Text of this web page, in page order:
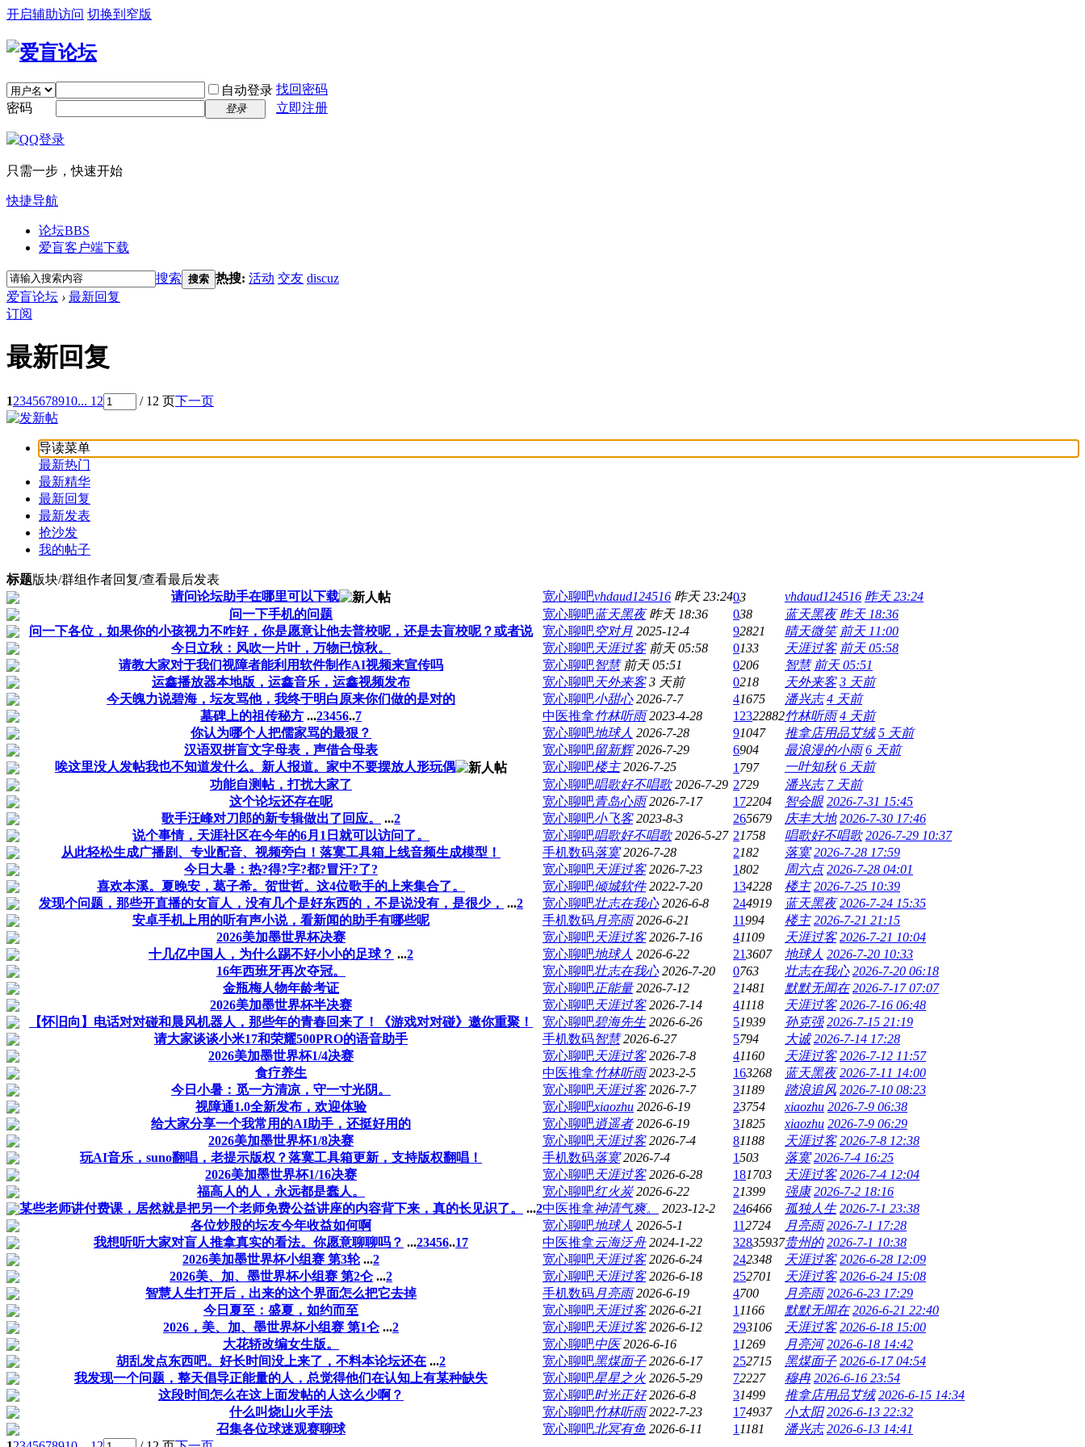
开启辅助访问 切换到窄版
自动登录 找回密码
密码
登录 立即注册
只需一步，快速开始
快捷导航
论坛BBS
爱盲客户端下载
搜索 搜索 热搜: 活动 交友 discuz
爱盲论坛 › 最新回复
订阅
最新回复
12345678910... 12 / 12 页下一页
导读菜单
最新热门
最新精华
最新回复
最新发表
抢沙发
我的帖子
标题版块/群组作者回复/查看最后发表
请问论坛助手在哪里可以下载
宽心聊吧vhdaud124516 昨天 23:2403 vhdaud124516 昨天 23:24
问一下手机的问题
宽心聊吧蓝天黑夜 昨天 18:36 038 蓝天黑夜 昨天 18:36
问一下各位，如果你的小孩视力不咋好，你是愿意让他去普校呢，还是去盲校呢？或者说
宽心聊吧空对月 2025-12-4 92821 晴天微笑 前天 11:00
今日立秋：风吹一片叶，万物已惊秋。
宽心聊吧天涯过客 前天 05:58 0133 天涯过客 前天 05:58
请教大家对于我们视障者能利用软件制作AI视频来宣传吗
宽心聊吧智慧 前天 05:51 0206 智慧 前天 05:51
运鑫播放器本地版，运鑫音乐，运鑫视频发布
宽心聊吧天外来客 3 天前 0218 天外来客 3 天前
今天魄力说碧海，坛友骂他，我终于明白原来你们做的是对的
宽心聊吧小甜心 2026-7-7 41675 潘兴志 4 天前
墓碑上的祖传秘方 ...23456..7 中医推拿竹林听雨 2023-4-28 12322882竹林听雨 4 天前
你认为哪个人把儒家骂的最狠？
宽心聊吧地球人 2026-7-28 91047 推拿店用品艾绒 5 天前
汉语双拼盲文字母表，声借合母表
宽心聊吧留新辉 2026-7-29 6904 最浪漫的小雨 6 天前
唉这里没人发帖我也不知道发什么。新人报道。家中不要摆放人形玩偶
宽心聊吧楼主 2026-7-25 1 797 一叶知秋 6 天前
功能自测帖，打扰大家了
宽心聊吧唱歌好不唱歌 2026-7-29 2729 潘兴志 7 天前
这个论坛还存在呢
宽心聊吧青岛心雨 2026-7-17 172204 智会眼 2026-7-31 15:45
歌手汪峰对刀郎的新专辑做出了回应。
...2 宽心聊吧小飞客 2023-8-3 265679 庆丰大地 2026-7-30 17:46
说个事情，天涯社区在今年的6月1日就可以访问了。
宽心聊吧唱歌好不唱歌 2026-5-27 21758 唱歌好不唱歌 2026-7-29 10:37
从此轻松生成广播剧、专业配音、视频旁白！落寞工具箱上线音频生成模型！
手机数码落寞 2026-7-28 2182 落寞 2026-7-28 17:59
今日大暑：热?得?字?都?冒汗?了?
宽心聊吧天涯过客 2026-7-23 1802 周六点 2026-7-28 04:01
喜欢本溪。夏晚安，葛子希。贺世哲。这4位歌手的上来集合了。
宽心聊吧倾城软件 2022-7-20 134228 楼主 2026-7-25 10:39
发现个问题，那些开直播的女盲人，没有几个是好东西的，不是说没有，是很少， ...2 宽心聊吧壮志在我心 2026-6-8 244919 蓝天黑夜 2026-7-24 15:35
安卓手机上用的听有声小说，看新闻的助手有哪些呢
手机数码月亮雨 2026-6-21 11994 楼主 2026-7-21 21:15
2026美加墨世界杯决赛
宽心聊吧天涯过客 2026-7-16 41109 天涯过客 2026-7-21 10:04
十几亿中国人，为什么踢不好小小的足球？ ...2 宽心聊吧地球人 2026-6-22 213607 地球人 2026-7-20 10:33
16年西班牙再次夺冠。
宽心聊吧壮志在我心 2026-7-20 0763 壮志在我心 2026-7-20 06:18
金瓶梅人物年龄考证
宽心聊吧正能量 2026-7-12 21481 默默无闻在 2026-7-17 07:07
2026美加墨世界杯半决赛
宽心聊吧天涯过客 2026-7-14 41118 天涯过客 2026-7-16 06:48
【怀旧向】电话对对碰和晨风机器人，那些年的青春回来了！《游戏对对碰》邀你重聚！
宽心聊吧碧海先生 2026-6-26 51939 孙克强 2026-7-15 21:19
请大家谈谈小米17和荣耀500PRO的语音助手
手机数码智慧 2026-6-27 5794 大诚 2026-7-14 17:28
2026美加墨世界杯1/4决赛
宽心聊吧天涯过客 2026-7-8 41160 天涯过客 2026-7-12 11:57
食疗养生
中医推拿竹林听雨 2023-2-5 163268 蓝天黑夜 2026-7-11 14:00
今日小暑：觅一方清凉，守一寸光阴。
宽心聊吧天涯过客 2026-7-7 31189 踏浪追风 2026-7-10 08:23
视障通1.0全新发布，欢迎体验
宽心聊吧xiaozhu 2026-6-19 23754 xiaozhu 2026-7-9 06:38
给大家分享一个我常用的AI助手，还挺好用的
宽心聊吧逍遥者 2026-6-19 31825 xiaozhu 2026-7-9 06:29
2026美加墨世界杯1/8决赛
宽心聊吧天涯过客 2026-7-4 81188 天涯过客 2026-7-8 12:38
玩AI音乐，suno翻唱，老提示版权？落寞工具箱更新，支持版权翻唱！
手机数码落寞 2026-7-4 1503 落寞 2026-7-4 16:25
2026美加墨世界杯1/16决赛
宽心聊吧天涯过客 2026-6-28 181703 天涯过客 2026-7-4 12:04
福高人的人，永远都是蠢人。
宽心聊吧红火炭 2026-6-22 21399 强康 2026-7-2 18:16
某些老师讲付费课，居然就是把另一个老师免费公益讲座的内容背下来，真的长见识了。
...2中医推拿神清气爽。 2023-12-2 246466 孤独人生 2026-7-1 23:38
各位炒股的坛友今年收益如何啊
宽心聊吧地球人 2026-5-1 112724 月亮雨 2026-7-1 17:28
我想听听大家对盲人推拿真实的看法。你愿意聊聊吗？ ...23456..17 中医推拿云海泛舟 2024-1-22 32835937贵州的 2026-7-1 10:38
2026美加墨世界杯小组赛 第3轮...2 宽心聊吧天涯过客 2026-6-24 242348 天涯过客 2026-6-28 12:09
2026美、加、墨世界杯小组赛 第2仑...2 宽心聊吧天涯过客 2026-6-18 252701 天涯过客 2026-6-24 15:08
智慧人生打开后，出来的这个界面怎么把它去掉
手机数码月亮雨 2026-6-19 4700 月亮雨 2026-6-23 17:29
今日夏至：盛夏，如约而至
宽心聊吧天涯过客 2026-6-21 1 1166 默默无闻在 2026-6-21 22:40
2026，美、加、墨世界杯小组赛 第1仑...2 宽心聊吧天涯过客 2026-6-12 293106 天涯过客 2026-6-18 15:00
大花轿改编女生版。
宽心聊吧中医 2026-6-16 1 1269 月亮河 2026-6-18 14:42
胡乱发点东西吧。好长时间没上来了，不料本论坛还在 ...2 宽心聊吧黑煤面子 2026-6-17 252715 黑煤面子 2026-6-17 04:54
我发现一个问题，整天倡导正能量的人，总觉得他们在认知上有某种缺失
宽心聊吧星星之火 2026-5-29 72227 穆冉 2026-6-16 23:54
这段时间怎么在这上面发帖的人这么少啊？
宽心聊吧时光正好 2026-6-8 31499 推拿店用品艾绒 2026-6-15 14:34
什么叫烧山火手法
宽心聊吧竹林听雨 2022-7-23 174937 小太阳 2026-6-13 22:32
召集各位球迷观赛聊球
宽心聊吧北冥有鱼 2026-6-11 1 1181 潘兴志 2026-6-13 14:41